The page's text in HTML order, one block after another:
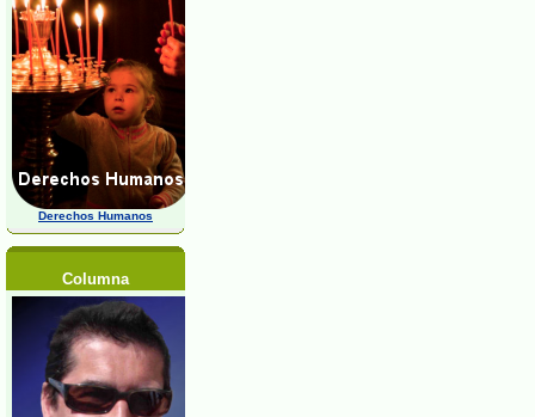
Derechos Humanos
Columna